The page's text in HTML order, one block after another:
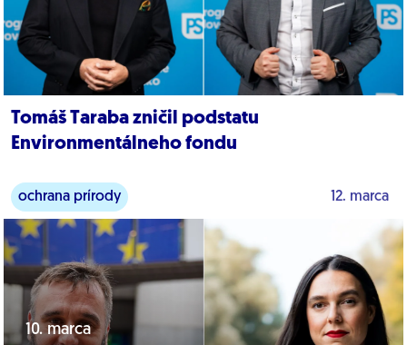
Tomáš Taraba zničil podstatu
Environmentálneho fondu
ochrana prírody 12. marca
10. marca